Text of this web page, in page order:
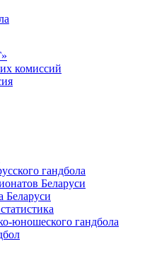
комиссий
гандбола
Беларуси
Беларуси
юношеского гандбола